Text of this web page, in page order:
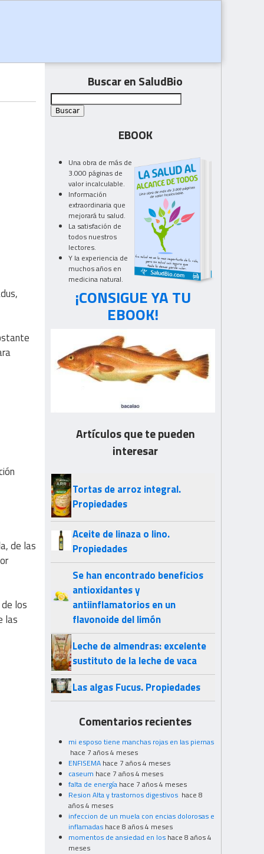
de las
los
las
Buscar en SaludBio
EBOOK
Una obra de más de
3.000 páginas de
valor incalculable.
Información
extraordinaria que
mejorará tu salud.
La satisfación de
todos nuestros
lectores.
Y la experiencia de
muchos años en
medicina natural.
¡CONSIGUE YA TU
EBOOK!
Artículos que te pueden
interesar
Tortas de arroz integral.
Propiedades
Aceite de linaza o lino.
Propiedades
Se han encontrado beneficios
antioxidantes y
antiinflamatorios en un
flavonoide del limón
Leche de almendras: excelente
sustituto de la leche de vaca
Las algas Fucus. Propiedades
Comentarios recientes
mi esposo tiene manchas rojas en las piernas
hace 7 años 4 meses
ENFISEMA hace 7 años 4 meses
caseum hace 7 años 4 meses
falta de energía hace 7 años 4 meses
Resion Alta y trastornos digestivos hace 8
años 4 meses
infeccion de un muela con encias dolorosas e
inflamadas hace 8 años 4 meses
momentos de ansiedad en los hace 8 años 4
meses